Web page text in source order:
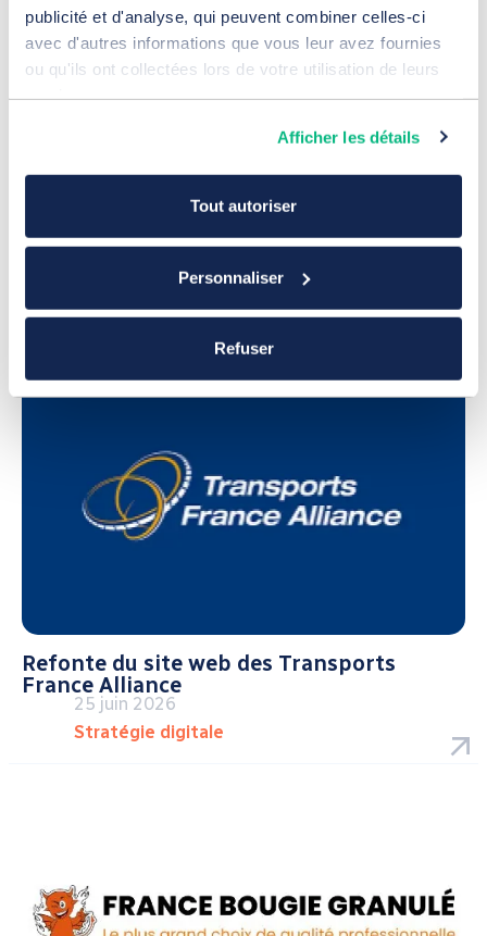
publicité et d'analyse, qui peuvent combiner celles-ci
avec d'autres informations que vous leur avez fournies
ou qu'ils ont collectées lors de votre utilisation de leurs
Afficher les détails
Tout autoriser
Personnaliser
Refuser
Campagne Google Ads SEA pour
Atlantique Rayonnages
15 juillet 2026
Refonte du site web des Transports
France Alliance
25 juin 2026
Stratégie digitale